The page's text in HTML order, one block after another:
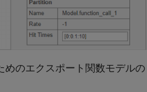
めのエクスポート関数モデルの